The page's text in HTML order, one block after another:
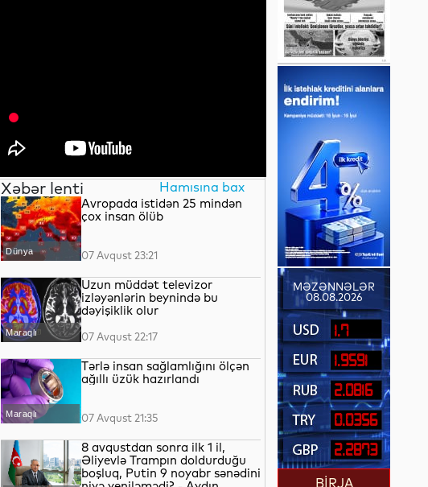
Xəbər lenti Hamısına bax
Dünya
Avropada istidən 25 mindən
çox insan ölüb
07 Avqust 23:21
Maraqlı
Uzun müddət televizor
izləyənlərin beynində bu
dəyişiklik olur
07 Avqust 22:17
Maraqlı
Tərlə insan sağlamlığını ölçən
ağıllı üzük hazırlandı
07 Avqust 21:35
8 avqustdan sonra ilk 1 il,
Əliyevlə Trampın doldurduğu
boşluq, Putin 9 noyabr sənədini
MƏZƏNNƏLƏR
08.08.2026
1.7
1.9591
2.0816
0.0356
2.2873
BİRJA